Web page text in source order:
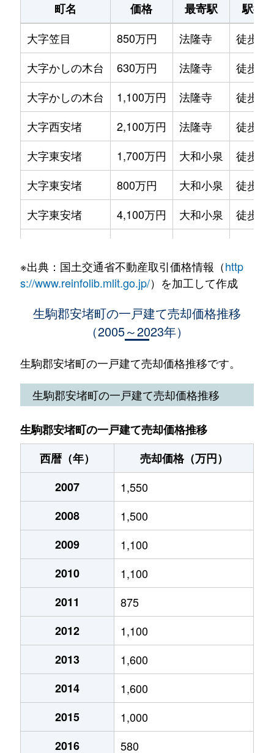
町名 価格 最寄駅
駅徒
大字笠目
850万円 法隆寺
徒歩12
大字かしの木台
630万円 法隆寺
徒歩45
大字かしの木台
1,100万円 法隆寺
徒歩45
大字西安堵
2,100万円 法隆寺
徒歩21
大字東安堵
1,700万円 大和小泉
徒歩8
大字東安堵
800万円 大和小泉
徒歩10
大字東安堵
4,100万円 大和小泉
徒歩12
大字東安堵
1,100万円 大和小泉 徒歩9
※出典：国土交通省不動産取引価格情報（http
s://www.reinfolib.mlit.go.jp/）を加工して作成
生駒郡安堵町の一戸建て売却価格推移
（2005～2023年）
生駒郡安堵町の一戸建て売却価格推移です。
生駒郡安堵町の一戸建て売却価格推移
生駒郡安堵町の一戸建て売却価格推移
西暦（年）
売却価格（万円）
2007
1,550
2008
1,500
2009
1,100
2010
1,100
2011
875
2012
1,100
2013
1,600
2014
1,600
2015
1,000
2016
580